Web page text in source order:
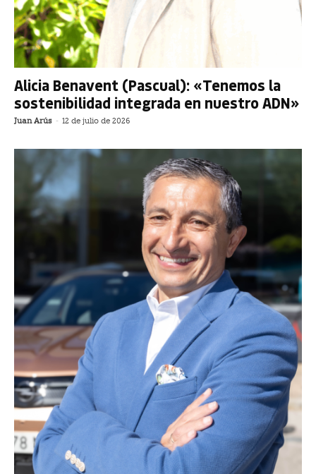
Alicia Benavent (Pascual): «Tenemos la
sostenibilidad integrada en nuestro ADN»
Juan Arús - 12 de julio de 2026